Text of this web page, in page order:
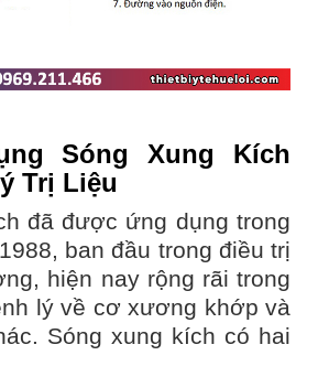
Sóng Xung Kích
Trị Liệu
đã được ứng dụng trong
ban đầu trong điều trị
hiện nay rộng rãi trong
lý về cơ xương khớp và
Sóng xung kích có hai